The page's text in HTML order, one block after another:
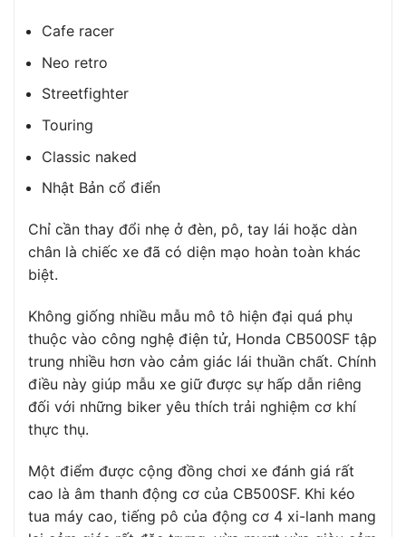
Cafe racer
Neo retro
Streetfighter
Touring
Classic naked
Nhật Bản cổ điển
Chỉ cần thay đổi nhẹ ở đèn, pô, tay lái hoặc dàn
chân là chiếc xe đã có diện mạo hoàn toàn khác
biệt.
Không giống nhiều mẫu mô tô hiện đại quá phụ
thuộc vào công nghệ điện tử, Honda CB500SF tập
trung nhiều hơn vào cảm giác lái thuần chất. Chính
điều này giúp mẫu xe giữ được sự hấp dẫn riêng
đối với những biker yêu thích trải nghiệm cơ khí
thực thụ.
Một điểm được cộng đồng chơi xe đánh giá rất
cao là âm thanh động cơ của CB500SF. Khi kéo
tua máy cao, tiếng pô của động cơ 4 xi-lanh mang